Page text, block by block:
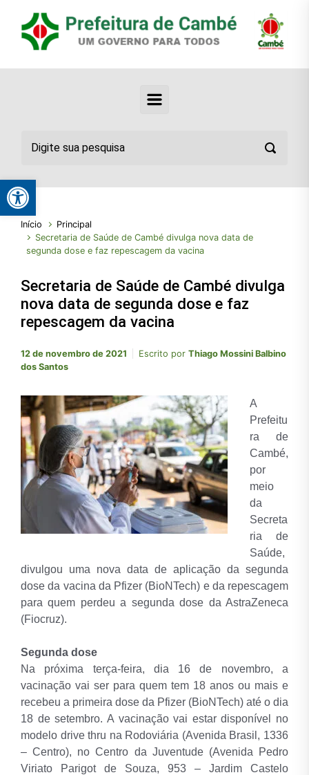
Início
Principal
Secretaria de Saúde de Cambé divulga nova data de
segunda dose e faz repescagem da vacina
Secretaria de Saúde de Cambé divulga
nova data de segunda dose e faz
repescagem da vacina
12 de novembro de 2021 Escrito por Thiago Mossini Balbino
dos Santos
A
Prefeitu
ra de
Cambé,
por
meio
da
Secreta
ria de
Saúde,
divulgou uma nova data de aplicação da segunda
dose da vacina da Pfizer (BioNTech) e da repescagem
para quem perdeu a segunda dose da AstraZeneca
(Fiocruz).
Segunda dose
Na próxima terça-feira, dia 16 de novembro, a
vacinação vai ser para quem tem 18 anos ou mais e
recebeu a primeira dose da Pfizer (BioNTech) até o dia
18 de setembro. A vacinação vai estar disponível no
modelo drive thru na Rodoviária (Avenida Brasil, 1336
– Centro), no Centro da Juventude (Avenida Pedro
Viriato Parigot de Souza, 953 – Jardim Castelo
Abrir a barra de ferramentas